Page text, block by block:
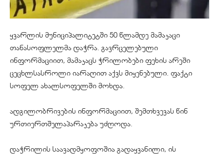
ყვარლის მუნიციპალიტეტში 50 წლამდე მამაკაცი
თანასოფლელმა დაჭრა. გავრცელებული
ინფორმაციით, მამაკაცს ჭრილობები ფეხის არეში
ცეცხლსასროლი იარაღით აქვს მიყენებული. ფაქტი
სოფელ ახალსოფელში მოხდა.
ადგილობრივების ინფორმაციით, შემთხვევას წინ
ურთიერთშელაპარაკება უძღოდა.
დაჭრილის საავადმყოფოშია გადაყვანილი, ის